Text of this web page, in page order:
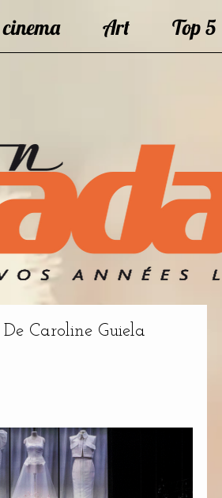
Art Top 5
Caroline Guiela